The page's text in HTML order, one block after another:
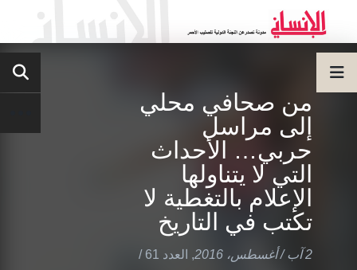
من صحافي محلي
إلى مراسل
حربي… الأحداث
التي لا يتناولها
الإعلام بالتغطية لا
تكتب في التاريخ
2 آب / أغسطس، 2016 , العدد 61
/